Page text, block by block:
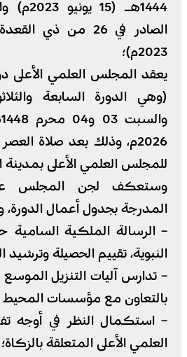
2023م)؛
يعقد المجلس العلمي الأعلى
(وهي الدورة السابعة
2026م، وذلك بعد صلاة
للمجلس العلمي الأعلى بمدينة
وستعكف لجن المجلس
المدرجة بجدول أعمال
– الرسالة الملكية السامية
النبوية، تقييم الحصيلة وترشيد
– تدارس آليات التنزيل
بالتعاون مع مؤسسات المحيط
– استكمال النظر في أوجه
العلمي الأعلى المتعلقة بالزكاة؛